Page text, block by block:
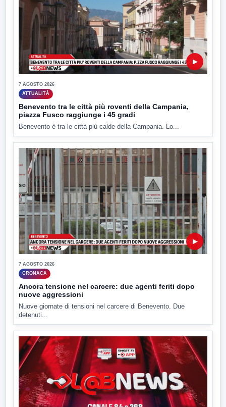
▶
7 AGOSTO 2026
ATTUALITÀ
Benevento tra le città più roventi della Campania,
piazza Fusco raggiunge i 45 gradi
Benevento è tra le città più calde della Campania. Lo...
▶
7 AGOSTO 2026
CRONACA
Ancora tensione nel carcere: due agenti feriti dopo
nuove aggressioni
Nuove giornate di tensioni nel carcere di Benevento. Due
detenuti...